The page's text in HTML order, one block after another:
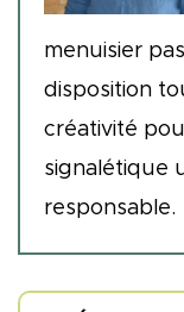
menuisier
disposition
créativité
signalétique
responsable.